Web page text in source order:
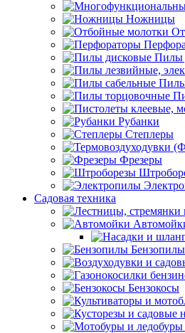
Ножницы
Пилы
Рубанки
Степлеры
Фрезеры
Садовая техника
Бензопилы
Бензокосы